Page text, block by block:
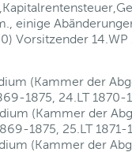
einige
Vorsitzender 14.WP
(Kammer der
1875, 24.LT 1870-
(Kammer der
1875, 25.LT 1871-
(Kammer der